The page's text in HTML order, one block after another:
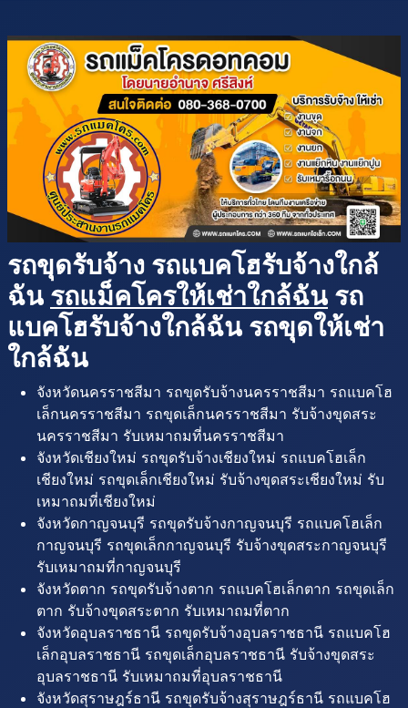
รถขุดรับจ้าง รถแบคโฮรับจ้างใกล้
ฉัน รถแม็คโครให้เช่าใกล้ฉัน รถ
แบคโฮรับจ้างใกล้ฉัน รถขุดให้เช่า
ใกล้ฉัน
จังหวัดนครราชสีมา รถขุดรับจ้างนครราชสีมา รถแบคโฮ
เล็กนครราชสีมา รถขุดเล็กนครราชสีมา รับจ้างขุดสระ
นครราชสีมา รับเหมาถมที่นครราชสีมา
จังหวัดเชียงใหม่ รถขุดรับจ้างเชียงใหม่ รถแบคโฮเล็ก
เชียงใหม่ รถขุดเล็กเชียงใหม่ รับจ้างขุดสระเชียงใหม่ รับ
เหมาถมที่เชียงใหม่
จังหวัดกาญจนบุรี รถขุดรับจ้างกาญจนบุรี รถแบคโฮเล็ก
กาญจนบุรี รถขุดเล็กกาญจนบุรี รับจ้างขุดสระกาญจนบุรี
รับเหมาถมที่กาญจนบุรี
จังหวัดตาก รถขุดรับจ้างตาก รถแบคโฮเล็กตาก รถขุดเล็ก
ตาก รับจ้างขุดสระตาก รับเหมาถมที่ตาก
จังหวัดอุบลราชธานี รถขุดรับจ้างอุบลราชธานี รถแบคโฮ
เล็กอุบลราชธานี รถขุดเล็กอุบลราชธานี รับจ้างขุดสระ
อุบลราชธานี รับเหมาถมที่อุบลราชธานี
จังหวัดสุราษฎร์ธานี รถขุดรับจ้างสุราษฎร์ธานี รถแบคโฮ